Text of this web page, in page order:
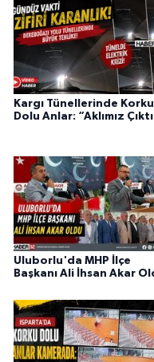
Kargı Tünellerinde Korku
Dolu Anlar: “Aklımız
Uluborlu'da MHP İlçe
Başkanı Ali İhsan Akar